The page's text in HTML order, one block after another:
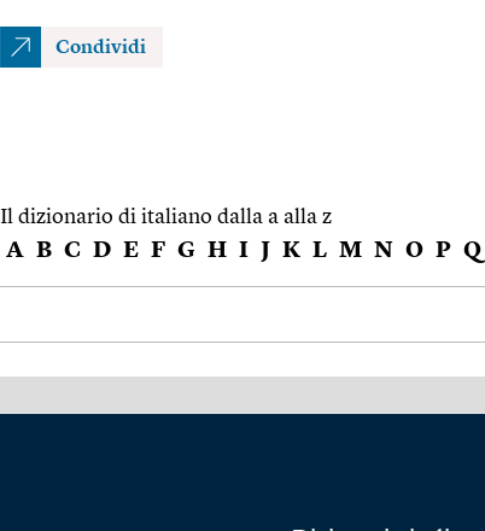
Condividi
Il dizionario di italiano dalla a alla z
A B C D E F G H I J K L M N O P Q